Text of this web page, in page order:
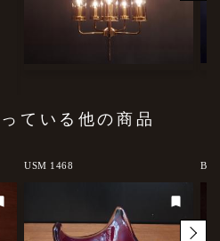
ている他の商品
USM 1468